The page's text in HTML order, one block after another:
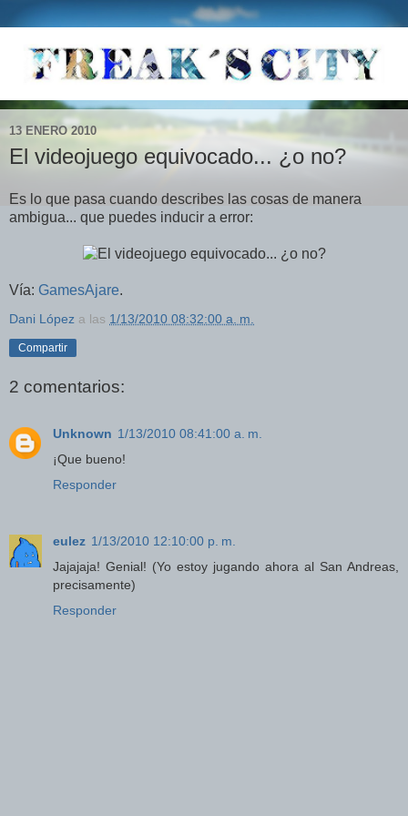
13 ENERO 2010
El videojuego equivocado... ¿o no?
Es lo que pasa cuando describes las cosas de manera
ambigua... que puedes inducir a error:
Vía: GamesAjare.
Dani López a las 1/13/2010 08:32:00 a. m.
Compartir
2 comentarios:
Unknown 1/13/2010 08:41:00 a. m.
¡Que bueno!
Responder
eulez 1/13/2010 12:10:00 p. m.
Jajajaja! Genial! (Yo estoy jugando ahora al San Andreas,
precisamente)
Responder